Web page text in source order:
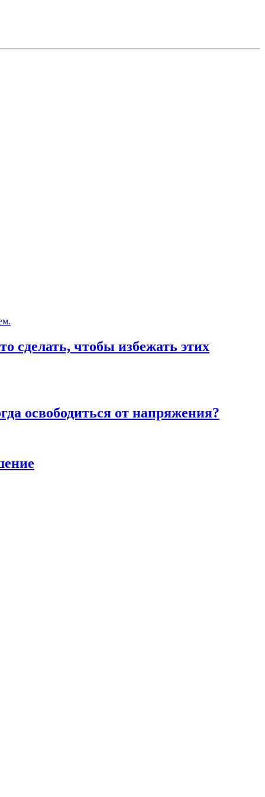
сделать, чтобы избежать этих
освободиться от напряжения?